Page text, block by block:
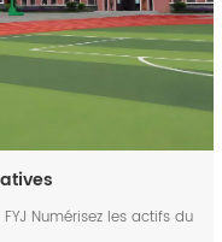
Numérisez les actifs du